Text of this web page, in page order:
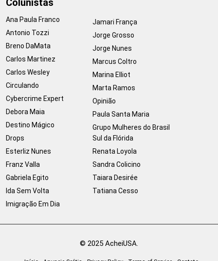
Colunistas
Ana Paula Franco
Antonio Tozzi
Breno DaMata
Carlos Martinez
Carlos Wesley
Circulando
Cybercrime Expert
Debora Maia
Destino Mágico
Drops
Esterliz Nunes
Franz Valla
Gabriela Egito
Ida Sem Volta
Imigração Em Dia
Jamari França
Jorge Grosso
Jorge Nunes
Marcus Coltro
Marina Elliot
Marta Ramos
Opinião
Paula Santa Maria
Grupo Mulheres do Brasil
Sul da Flórida
Renata Loyola
Sandra Colicino
Taiara Desirée
Tatiana Cesso
© 2025 AcheiUSA.